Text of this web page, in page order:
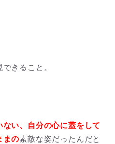
きること。
ない、自分の心に蓋をして
まの素敵な姿だったんだと